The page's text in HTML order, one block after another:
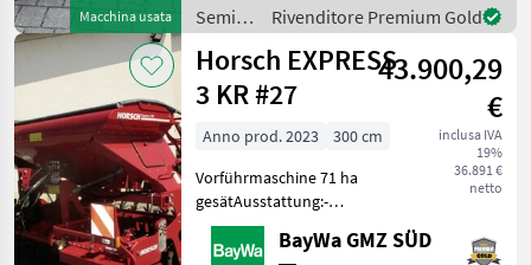
Macchina usata
Freilaufgetriebe -
Gleitkuven aus Hardox -
Arbe
Semina
e cura /
Vigolo
Rivenditore Premium Gold
Horsch EXPRESS
3 KR #27
43.900,29
€
inclusa IVA
19%
36.891 €
netto
Anno prod. 2023
300 cm
Vorführmaschine 71 ha
gesätAusstattung:-
Arbeitsbreite 3m- 10 Kreisel
je 2 Zinken- Planierschiene
BayWa GMZ SÜD